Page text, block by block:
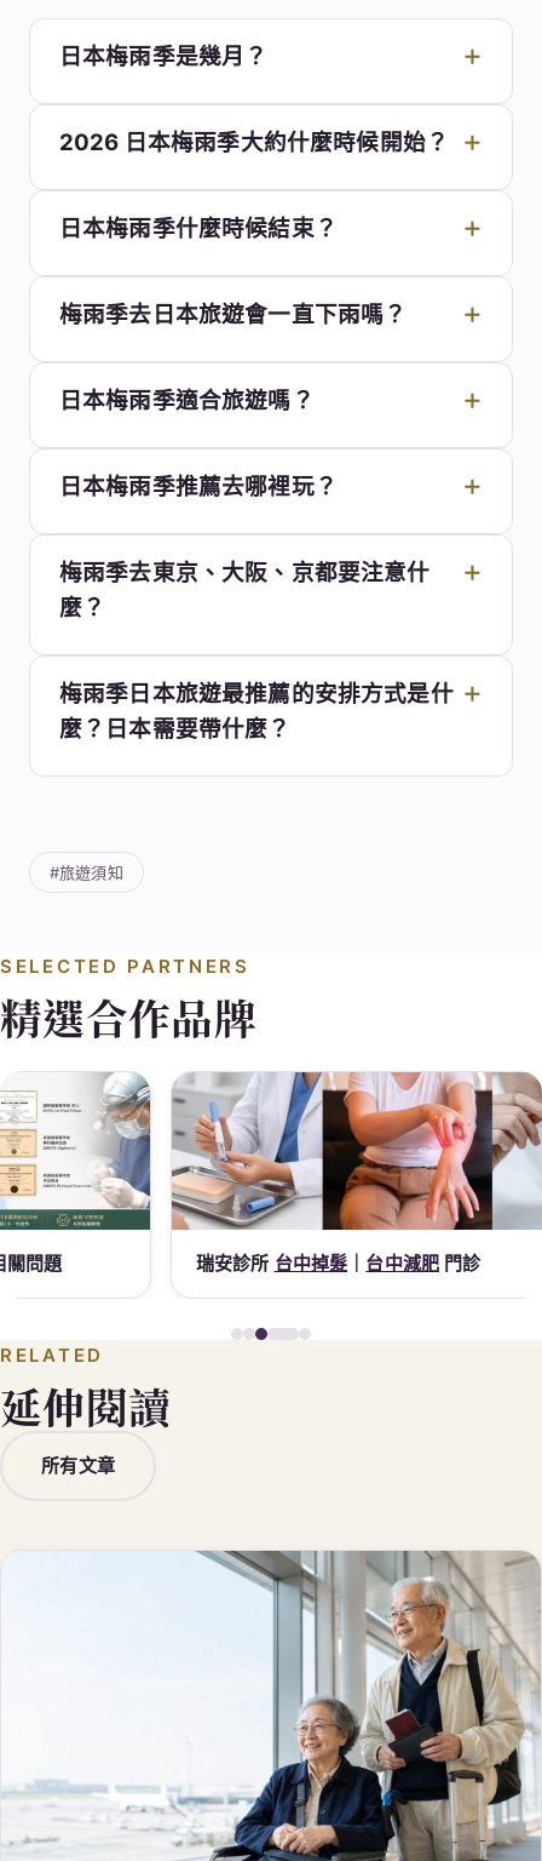
日本梅雨季是幾月？
2026 日本梅雨季大約什麼時候開始？
日本梅雨季什麼時候結束？
梅雨季去日本旅遊會一直下雨嗎？
日本梅雨季適合旅遊嗎？
日本梅雨季推薦去哪裡玩？
梅雨季去東京、大阪、京都要注意什
麼？
梅雨季日本旅遊最推薦的安排方式是什
麼？日本需要帶什麼？
#旅遊須知
SELECTED PARTNERS
精選合作品牌
瑞安診所 台中減肥 門診
RELATED
延伸閱讀
所有文章